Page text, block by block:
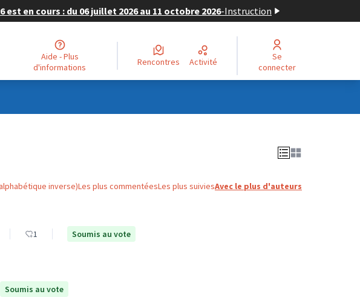
en cours : du 06 juillet 2026 au 11 octobre 2026-Instruction
Aide - Plus
d'informations
Rencontres Activité
Se
connecter
inverse)Les plus commentéesLes plus suiviesAvec le plus d'auteurs
1 Soumis au vote
Soumis au vote